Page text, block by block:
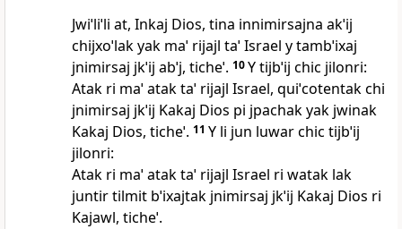
Jwiˈliˈli at, Inkaj Dios, tina innimirsajna akˈij
chijxoˈlak yak maˈ rijajl taˈ Israel y tambˈixaj
jnimirsaj jkˈij abˈj, ticheˈ. 10Y tijbˈij chic jilonri:
Atak ri maˈ atak taˈ rijajl Israel, quiˈcotentak chi
jnimirsaj jkˈij Kakaj Dios pi jpachak yak jwinak
Kakaj Dios, ticheˈ. 11 Y li jun luwar chic tijbˈij
jilonri:
Atak ri maˈ atak taˈ rijajl Israel ri watak lak
juntir tilmit bˈixajtak jnimirsaj jkˈij Kakaj Dios ri
Kajawl, ticheˈ.